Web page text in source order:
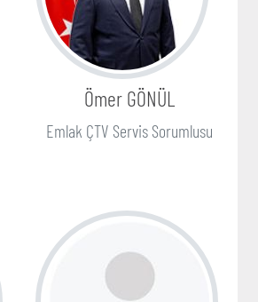
Ömer GÖNÜL
Emlak ÇTV Servis Sorumlusu